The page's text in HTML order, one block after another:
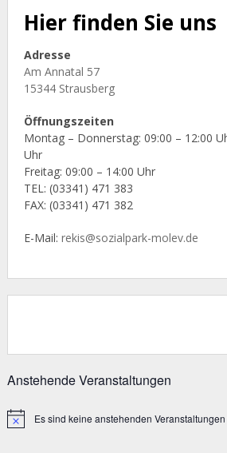
Hier finden Sie uns
Adresse
Am Annatal 57
15344 Strausberg
Öffnungszeiten
Montag – Donnerstag: 09:00 – 12:00
Uhr
Freitag: 09:00 – 14:00 Uhr
TEL: (03341) 471 383
FAX: (03341) 471 382
E-Mail: rekis@sozialpark-molev.de
Anstehende Veranstaltungen
HinweisEs sind keine anstehenden